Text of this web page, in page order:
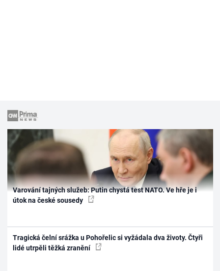
Varování tajných služeb: Putin chystá test NATO. Ve hře je i
útok na české sousedy
Tragická čelní srážka u Pohořelic si vyžádala dva životy. Čtyři
lidé utrpěli těžká zranění